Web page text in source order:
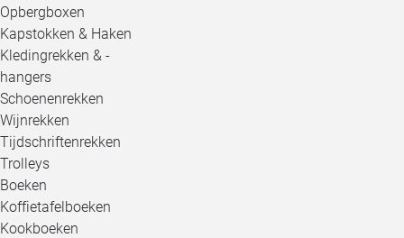
Opbergboxen
Kapstokken & Haken
Kledingrekken & -
hangers
Schoenenrekken
Wijnrekken
Tijdschriftenrekken
Trolleys
Boeken
Koffietafelboeken
Kookboeken